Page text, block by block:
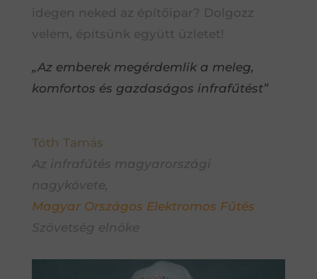
idegen neked az építőipar? Dolgozz
velem, építsünk együtt üzletet!
„Az emberek megérdemlik a meleg,
komfortos és gazdaságos infrafűtést”
Tóth Tamás
Az infrafűtés magyarországi
nagykövete,
Magyar Országos Elektromos Fűtés
Szövetség elnöke